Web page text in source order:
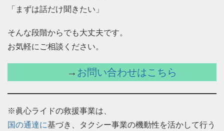
「まずは話だけ聞きたい」
そんな段階からでも大丈夫です。
お気軽にご相談ください。
→ お問い合わせはこちら
※眞心ライドの救援事業は、
国の通達に基づき、タクシー事業の機動性を活かして行う